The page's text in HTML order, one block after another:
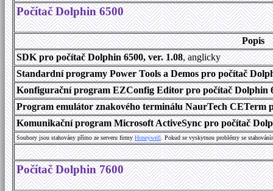
Počítač Dolphin 6500
Popis
SDK pro počítač Dolphin 6500, ver. 1.08, anglicky
Standardní programy Power Tools a Demos pro počítač
Konfigurační program EZConfig Editor pro počítač Dolphin
Program emulátor znakového terminálu NaurTech CETerm
Komunikační program Microsoft ActiveSync pro počítač
Soubory jsou stahovány přímo ze serveru firmyHoneywell. Pokud se vyskytnou problémy se
Počítač Dolphin 7600